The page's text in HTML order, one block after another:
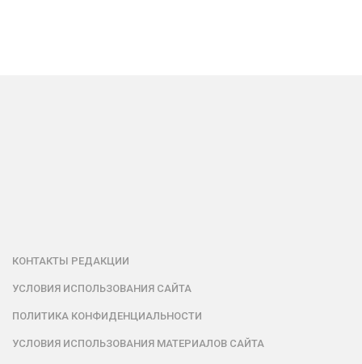
КОНТАКТЫ РЕДАКЦИИ
УСЛОВИЯ ИСПОЛЬЗОВАНИЯ САЙТА
ПОЛИТИКА КОНФИДЕНЦИАЛЬНОСТИ
УСЛОВИЯ ИСПОЛЬЗОВАНИЯ МАТЕРИАЛОВ САЙТА